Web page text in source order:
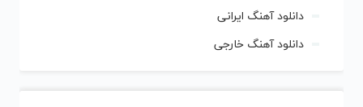
دانلود آهنگ ایرانی
دانلود آهنگ خارجی